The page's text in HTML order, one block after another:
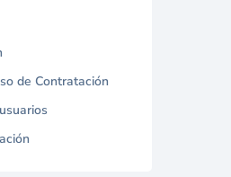
de Contratación